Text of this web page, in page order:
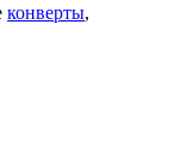
конверты,